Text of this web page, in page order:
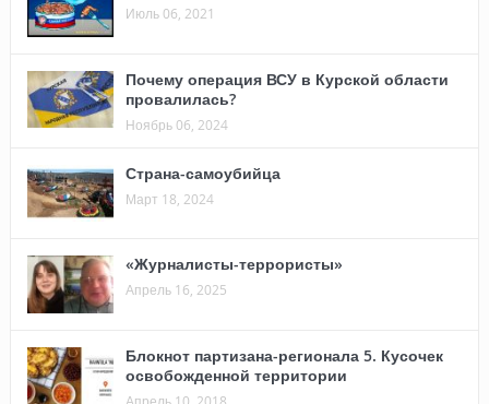
Июль 06, 2021
Почему операция ВСУ в Курской области
провалилась?
Ноябрь 06, 2024
Страна-самоубийца
Март 18, 2024
«Журналисты-террористы»
Апрель 16, 2025
Блокнот партизана-регионала 5. Кусочек
освобожденной территории